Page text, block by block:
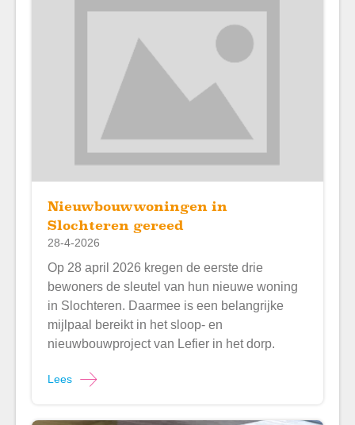
Nieuwbouwwoningen in
Slochteren gereed
28-4-2026
Op 28 april 2026 kregen de eerste drie
bewoners de sleutel van hun nieuwe woning
in Slochteren. Daarmee is een belangrijke
mijlpaal bereikt in het sloop‑ en
nieuwbouwproject van Lefier in het dorp.
Lees